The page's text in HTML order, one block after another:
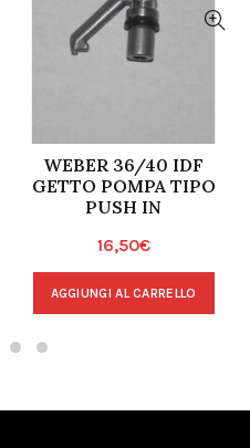
WEBER 36/40 IDF
GETTO POMPA TIPO
PUSH IN
16,50€
AGGIUNGI AL CARRELLO